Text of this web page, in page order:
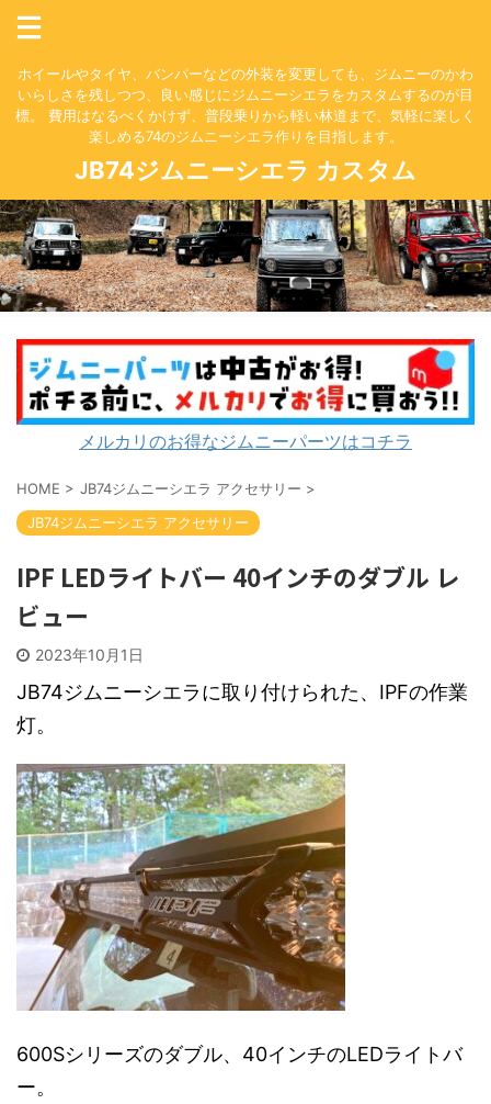
ホイールやタイヤ、バンパーなどの外装を変更しても、ジムニーのかわ
いらしさを残しつつ、良い感じにジムニーシエラをカスタムするのが目
標。 費用はなるべくかけず、普段乗りから軽い林道まで、気軽に楽しく
楽しめる74のジムニーシエラ作りを目指します。
JB74ジムニーシエラ カスタム
メルカリのお得なジムニーパーツはコチラ
HOME > JB74ジムニーシエラ アクセサリー >
JB74ジムニーシエラ アクセサリー
IPF LEDライトバー 40インチのダブル レ
ビュー
2023年10月1日
JB74ジムニーシエラに取り付けられた、IPFの作業
灯。
600Sシリーズのダブル、40インチのLEDライトバ
ー。